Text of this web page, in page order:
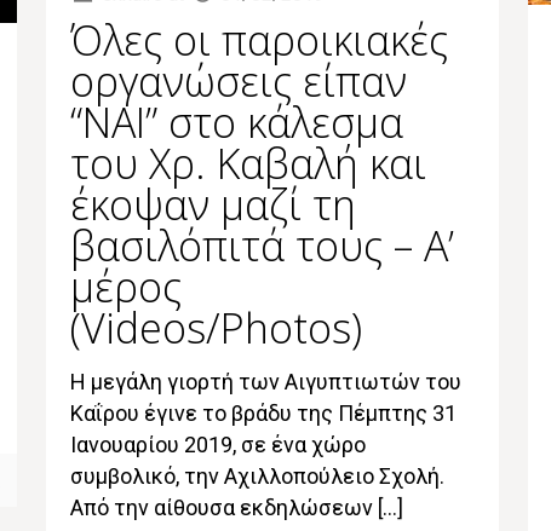
Όλες οι παροικιακές
οργανώσεις είπαν
“ΝΑΙ” στο κάλεσμα
του Χρ. Καβαλή και
έκοψαν μαζί τη
βασιλόπιτά τους – Α’
μέρος
(Videos/Photos)
Η μεγάλη γιορτή των Αιγυπτιωτών του
Καΐρου έγινε το βράδυ της Πέμπτης 31
Ιανουαρίου 2019, σε ένα χώρο
συμβολικό, την Αχιλλοπούλειο Σχολή.
Από την αίθουσα εκδηλώσεων […]